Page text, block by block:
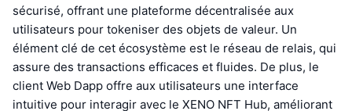
sécurisé, offrant une plateforme décentralisée aux
utilisateurs pour tokeniser des objets de valeur. Un
élément clé de cet écosystème est le réseau de relais, qui
assure des transactions efficaces et fluides. De plus, le
client Web Dapp offre aux utilisateurs une interface
intuitive pour interagir avec le XENO NFT Hub, améliorant